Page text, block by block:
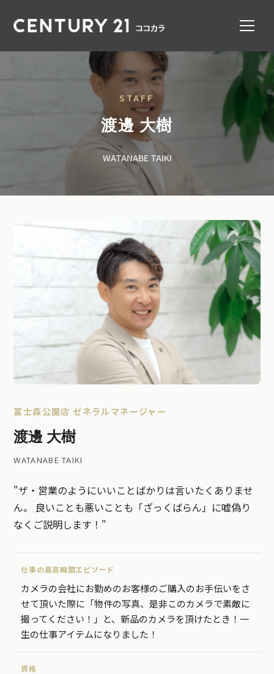
STAFF
渡邊 大樹
WATANABE TAIKI
富士森公園店 ゼネラルマネージャー
渡邊 大樹
WATANABE TAIKI
"ザ・営業のようにいいことばかりは言いたくありませ
ん。 良いことも悪いことも「ざっくばらん」に嘘偽り
なくご説明します！"
仕事の最高瞬間エピソード
カメラの会社にお勤めのお客様のご購入のお手伝いをさ
せて頂いた際に「物件の写真、是非このカメラで素敵に
撮ってください！」と、新品のカメラを頂けたとき！一
生の仕事アイテムになりました！
資格